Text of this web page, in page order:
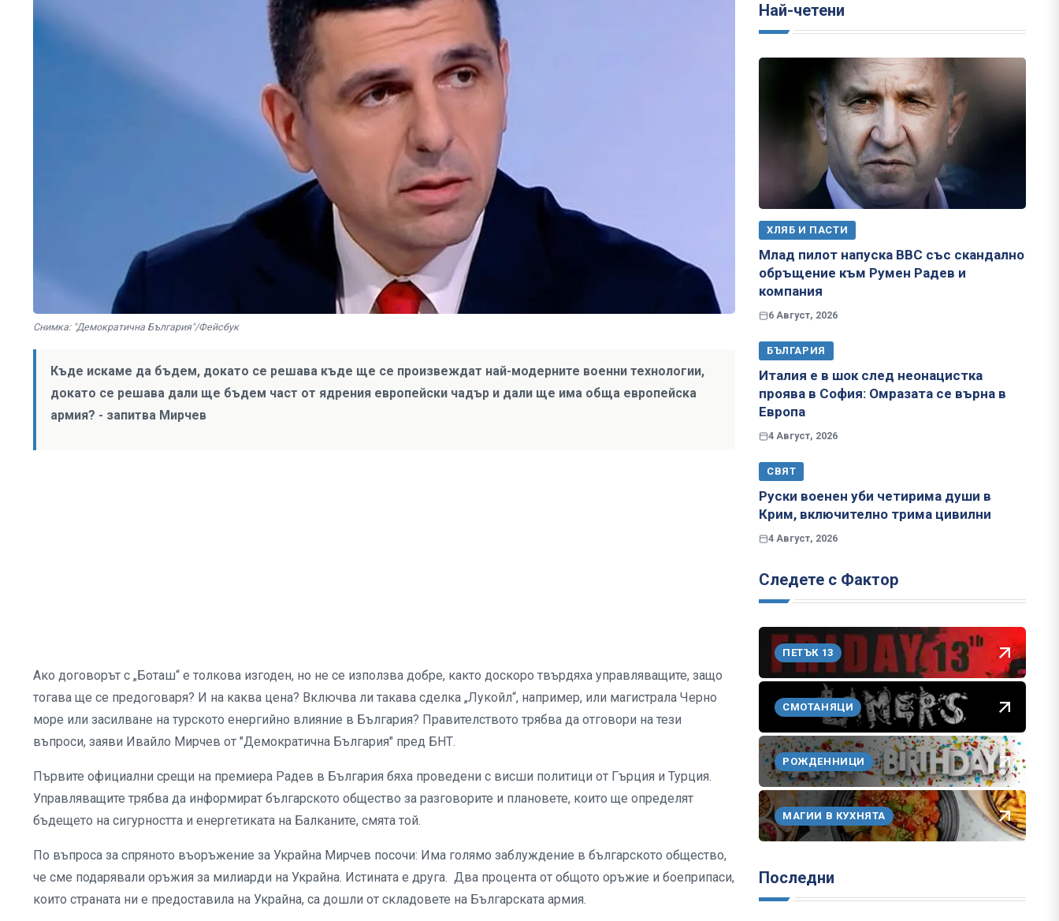
Снимка: "Демократична България"/Фейсбук
Къде искаме да бъдем, докато се решава къде ще се произвеждат най-модерните военни технологии,
докато се решава дали ще бъдем част от ядрения европейски чадър и дали ще има обща европейска
армия? - запитва Мирчев
Ако договорът с „Боташ“ е толкова изгоден, но не се използва добре, както доскоро твърдяха управляващите, защо
тогава ще се предоговаря? И на каква цена? Включва ли такава сделка „Лукойл“, например, или магистрала Черно
море или засилване на турското енергийно влияние в България? Правителството трябва да отговори на тези
въпроси, заяви Ивайло Мирчев от "Демократична България" пред БНТ.
Първите официални срещи на премиера Радев в България бяха проведени с висши политици от Гърция и Турция.
Управляващите трябва да информират българското общество за разговорите и плановете, които ще определят
бъдещето на сигурността и енергетиката на Балканите, смята той.
По въпроса за спряното въоръжение за Украйна Мирчев посочи: Има голямо заблуждение в българското общество,
че сме подарявали оръжия за милиарди на Украйна. Истината е друга. Два процента от общото оръжие и боеприпаси,
които страната ни е предоставила на Украйна, са дошли от складовете на Българската армия.
Най-четени
ХЛЯБ И ПАСТИ
Млад пилот напуска ВВС със скандално
обръщение към Румен Радев и
компания
6 Август, 2026
БЪЛГАРИЯ
Италия е в шок след неонацистка
проява в София: Омразата се върна в
Европа
4 Август, 2026
СВЯТ
Руски военен уби четирима души в
Крим, включително трима цивилни
4 Август, 2026
Следете с Фактор
ПЕТЪК 13
СМОТАНЯЦИ
РОЖДЕННИЦИ
МАГИИ В КУХНЯТА
Последни